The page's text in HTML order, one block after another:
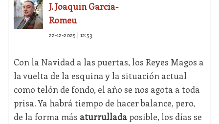
J. Joaquín García-
Romeu
22-12-2025 | 12:53
Con la Navidad a las puertas, los Reyes Magos a
la vuelta de la esquina y la situación actual
como telón de fondo, el año se nos agota a toda
prisa. Ya habrá tiempo de hacer balance, pero,
de la forma más aturrulladaposible, los días se